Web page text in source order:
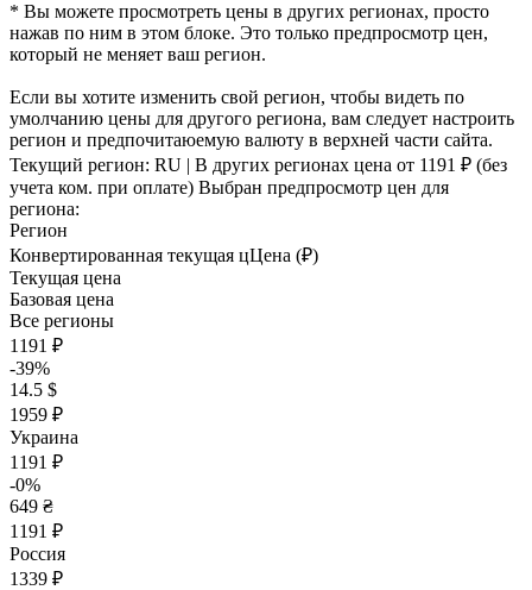
* Вы можете просмотреть цены в других регионах, просто
нажав по ним в этом блоке. Это только предпросмотр цен,
который не меняет ваш регион.
Если вы хотите изменить свой регион, чтобы видеть по
умолчанию цены для другого региона, вам следует настроить
регион и предпочитаюемую валюту в верхней части сайта.
Текущий регион: RU | В других регионах цена от 1191 ₽ (без
учета ком. при оплате) Выбран предпросмотр цен для
региона:
Регион
Конвертированная текущая цЦена (₽)
Текущая цена
Базовая цена
Все регионы
1191 ₽
-39%
14.5 $
1959 ₽
Украина
1191 ₽
-0%
649 ₴
1191 ₽
Россия
1339 ₽